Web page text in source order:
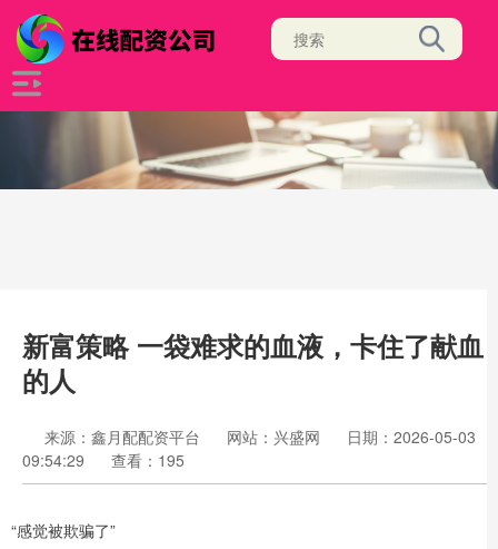
新富策略 一袋难求的血液，卡住了献血
的人
来源：鑫月配配资平台 网站：兴盛网
日期：2026-05-03
09:54:29
查看：195
“感觉被欺骗了”